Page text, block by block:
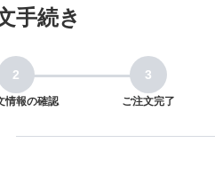
手続き
情報の確認 ご注文完了